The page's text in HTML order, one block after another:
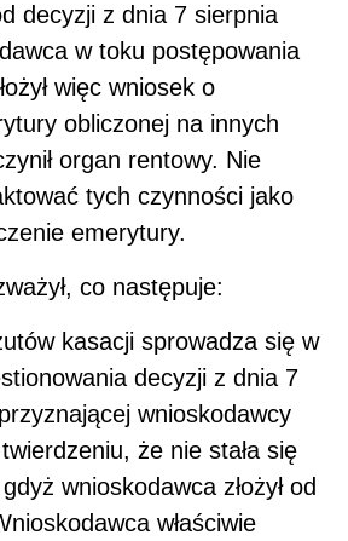
decyzji z dnia 7 sierpnia
w toku postępowania
więc wniosek o
obliczonej na innych
organ rentowy. Nie
tych czynności jako
emerytury.
co następuje:
kasacji sprowadza się w
decyzji z dnia 7
wnioskodawcy
że nie stała się
wnioskodawca złożył od
właściwie